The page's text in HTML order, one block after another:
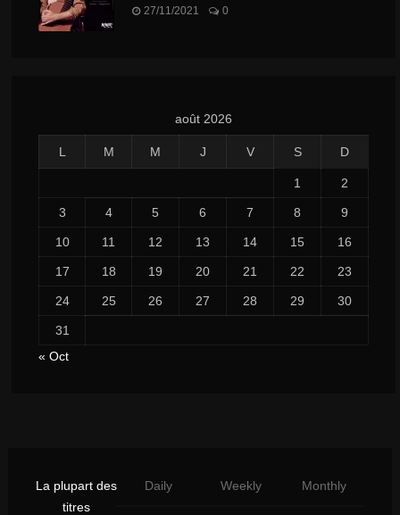
27/11/2021 0
août 2026
L M M J V S D
1 2
3 4 5 6 7 8 9
10 11 12 13 14 15 16
17 18 19 20 21 22 23
24 25 26 27 28 29 30
31
« Oct
La plupart des
titres
Daily Weekly Monthly